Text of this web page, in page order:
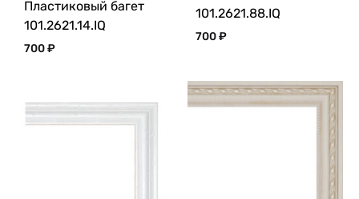
Пластиковый багет
101.2621.14.IQ
700₽
101.2621.88.IQ
700₽